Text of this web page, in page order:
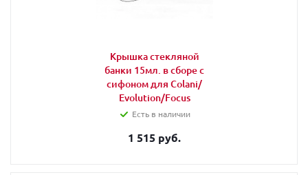
Крышка стекляной
банки 15мл. в сборе с
сифоном для Colani/
Evolution/Focus
Есть в наличии
1 515 руб.